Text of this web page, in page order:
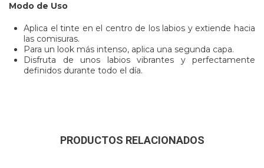
Modo de Uso
Aplica el tinte en el centro de los labios y extiende hacia
las comisuras.
Para un look más intenso, aplica una segunda capa.
Disfruta de unos labios vibrantes y perfectamente
definidos durante todo el día.
PRODUCTOS RELACIONADOS